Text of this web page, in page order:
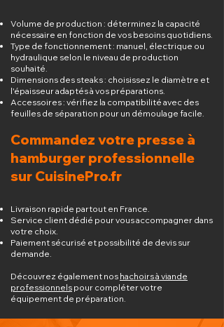
Volume de production : déterminez la capacité
nécessaire en fonction de vos besoins quotidiens.
Type de fonctionnement : manuel, électrique ou
hydraulique selon le niveau de production
souhaité.
Dimensions des steaks : choisissez le diamètre et
l'épaisseur adaptés à vos préparations.
Accessoires : vérifiez la compatibilité avec des
feuilles de séparation pour un démoulage facile.
Commandez votre presse à
hamburger professionnelle
sur CuisinePro.fr
Livraison rapide partout en France.
Service client dédié pour vous accompagner dans
votre choix.
Paiement sécurisé et possibilité de devis sur
demande.
Découvrez également nos hachoirs à viande
professionnels pour compléter votre
équipement de préparation.